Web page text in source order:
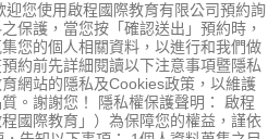
您使用啟程國際教育有限公司預約詢
保護，當您按「確認送出」預約時，
您的個人相關資料，以進行和我們做
約前先詳細閱讀以下注意事項暨隱私
網站的隱私及Cookies政策，以維護
。謝謝您！ 隱私權保護聲明： 啟程
國際教育」）為保障您的權益，謹依